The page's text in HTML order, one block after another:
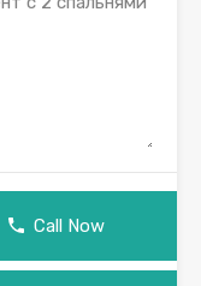
Call Now